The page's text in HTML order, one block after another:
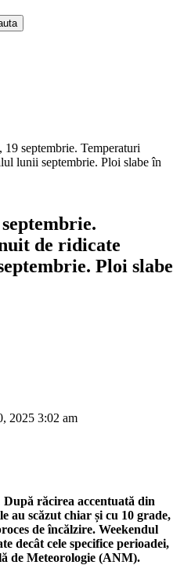
19 septembrie. Temperaturi
lunii septembrie. Ploi slabe în
de ridicate
Ploi slabe
2025 3:02 am
După răcirea accentuată din
au scăzut chiar și cu 10 grade,
de încălzire. Weekendul
decât cele specifice perioadei,
de Meteorologie (ANM).